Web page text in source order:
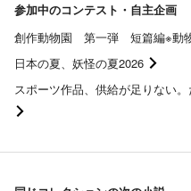
参加中のコンテスト・自主企画
創作動物園 第一弾 短篇編※動
日本の夏、妖怪の夏2026
スポーツ作品、供給が足りない